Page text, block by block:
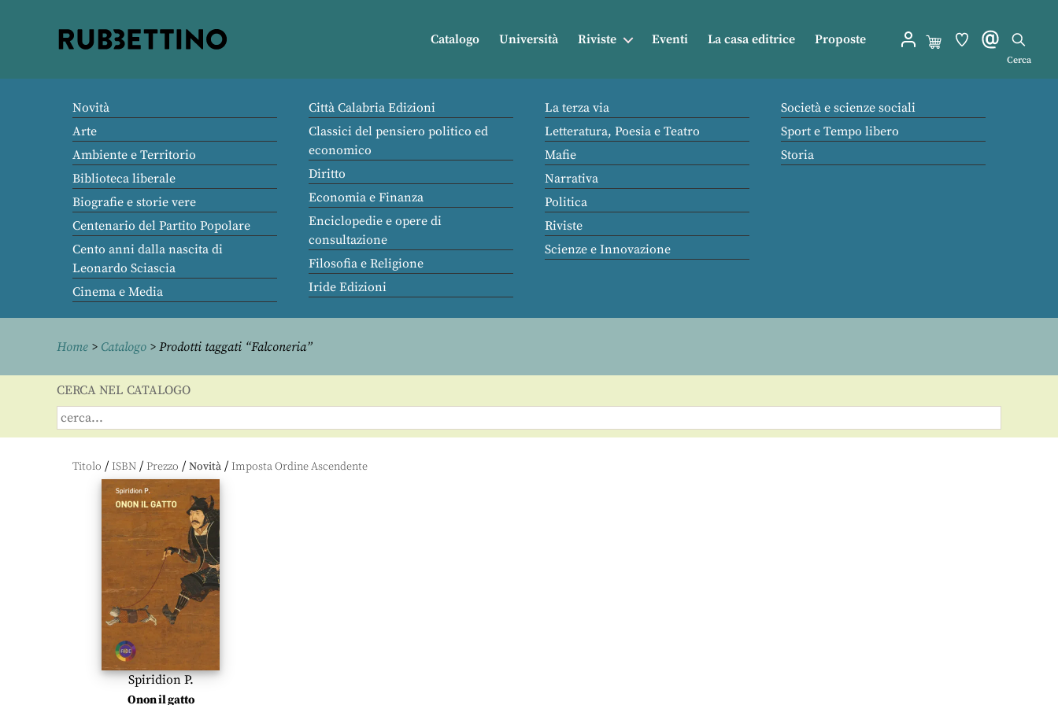
Catalogo Università Riviste Eventi La casa editrice Proposte
Cerca
Novità
Arte
Ambiente e Territorio
Biblioteca liberale
Biografie e storie vere
Centenario del Partito Popolare
Cento anni dalla nascita di
Leonardo Sciascia
Cinema e Media
Città Calabria Edizioni
Classici del pensiero politico ed
economico
Diritto
Economia e Finanza
Enciclopedie e opere di
consultazione
Filosofia e Religione
Iride Edizioni
La terza via
Letteratura, Poesia e Teatro
Mafie
Narrativa
Politica
Riviste
Scienze e Innovazione
Società e scienze sociali
Sport e Tempo libero
Storia
Home > Catalogo > Prodotti taggati “Falconeria”
CERCA NEL CATALOGO
Titolo / ISBN / Prezzo / Novità /
Spiridion P.
Onon il gatto